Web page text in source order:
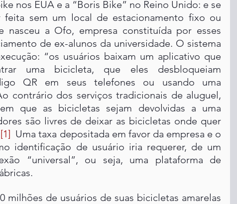
nos EUA e a “Boris Bike” no Reino Unido: e se
feita sem um local de estacionamento fixo ou
nasceu a Ofo, empresa constituída por esses
de ex-alunos da universidade. O sistema
“os usuários baixam um aplicativo que
uma bicicleta, que eles desbloqueiam
QR em seus telefones ou usando uma
contrário dos serviços tradicionais de aluguel,
que as bicicletas sejam devolvidas a uma
são livres de deixar as bicicletas onde quer
[1]
  Uma taxa depositada em favor da empresa e o
identificação de usuário iria requerer, de um
“universal”, ou seja, uma plataforma de
milhões de usuários de suas bicicletas amarelas